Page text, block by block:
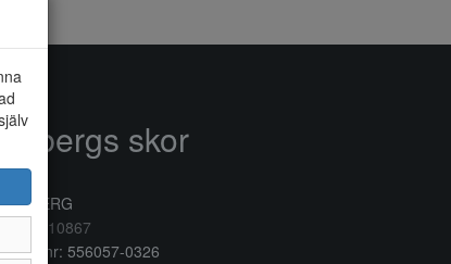
skor
0340/10867
556057-0326